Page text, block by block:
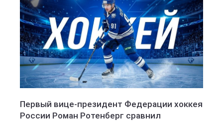
Первый вице-президент Федерации хоккея
России Роман Ротенберг сравнил